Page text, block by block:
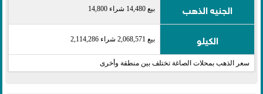
الجنيه الذهب بيع 14,480 شراء 14,800
الكيلو بيع 2,068,571 شراء 2,114,286
سعر الذهب بمحلات الصاغة تختلف بين منطقة وأخرى